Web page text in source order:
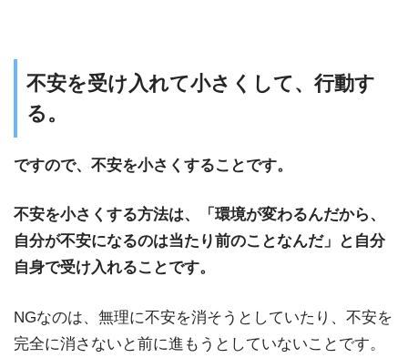
不安を受け入れて小さくして、行動す
る。
ですので、不安を小さくすることです。
不安を小さくする方法は、「環境が変わるんだから、
自分が不安になるのは当たり前のことなんだ」と自分
自身で受け入れることです。
NGなのは、無理に不安を消そうとしていたり、不安を
完全に消さないと前に進もうとしていないことです。